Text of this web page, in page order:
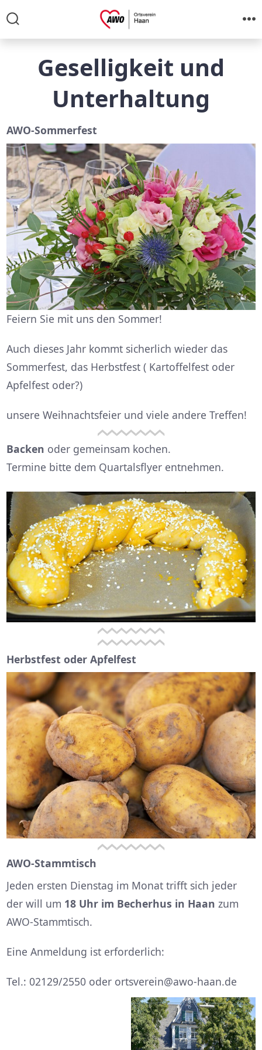
Inhalt
springen
ein-/ausblenden
Geselligkeit und
Unterhaltung
AWO-Sommerfest
Feiern Sie mit uns den Sommer!
Auch dieses Jahr kommt sicherlich wieder das
Sommerfest, das Herbstfest ( Kartoffelfest oder
Apfelfest oder?)
unsere Weihnachtsfeier und viele andere Treffen!
Backen oder gemeinsam kochen.
Termine bitte dem Quartalsflyer entnehmen.
Herbstfest oder Apfelfest
AWO-Stammtisch
Jeden ersten Dienstag im Monat trifft sich jeder
der will um 18 Uhr im Becherhus in Haan zum
AWO-Stammtisch.
Eine Anmeldung ist erforderlich:
Tel.: 02129/2550 oder ortsverein@awo-haan.de